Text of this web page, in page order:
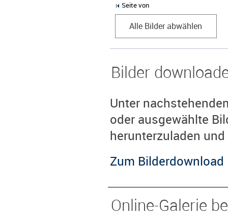
Seite von
Alle Bilder abwählen
Bilder
Unter
oder ausgewählte
herunterzuladen
Zum Bilderdownload
Online-Galerie